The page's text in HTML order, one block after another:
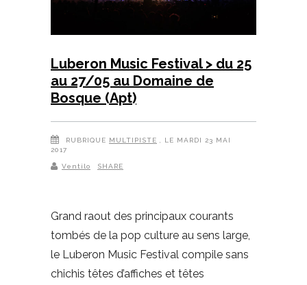
Luberon Music Festival > du 25
au 27/05 au Domaine de
Bosque (Apt)
RUBRIQUE MULTIPISTE
, LE MARDI 23 MAI
2017
Ventilo SHARE
Grand raout des principaux courants
tombés de la pop culture au sens large,
le Luberon Music Festival compile sans
chichis têtes d’affiches et têtes